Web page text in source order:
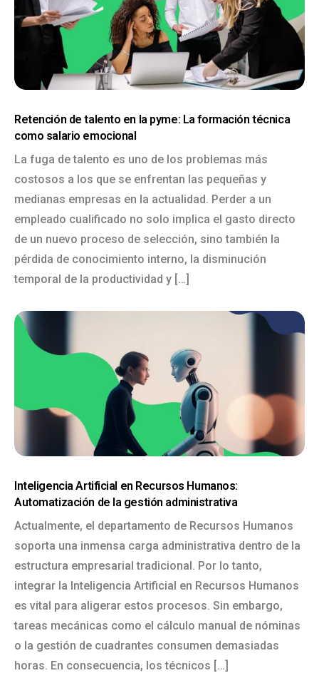
Retención de talento en la pyme: La formación técnica
como salario emocional
La fuga de talento es uno de los problemas más
costosos a los que se enfrentan las pequeñas y
medianas empresas en la actualidad. Perder a un
empleado cualificado no solo implica el gasto directo
de un nuevo proceso de selección, sino también la
pérdida de conocimiento interno, la disminución
temporal de la productividad y […]
Inteligencia Artificial en Recursos Humanos:
Automatización de la gestión administrativa
Actualmente, el departamento de Recursos Humanos
soporta una inmensa carga administrativa dentro de la
estructura empresarial tradicional. Por lo tanto,
integrar la Inteligencia Artificial en Recursos Humanos
es vital para aligerar estos procesos. Sin embargo,
tareas mecánicas como el cálculo manual de nóminas
o la gestión de cuadrantes consumen demasiadas
horas. En consecuencia, los técnicos […]